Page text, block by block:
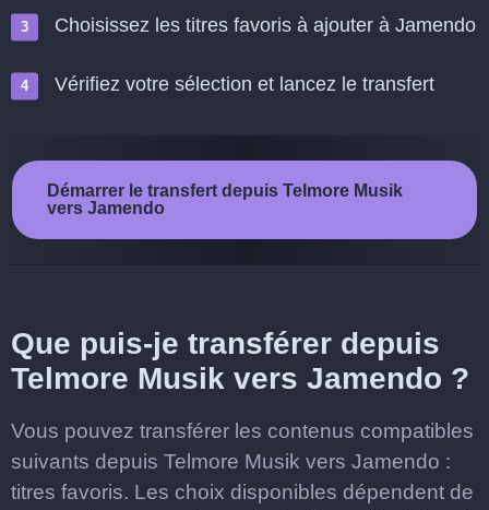
Choisissez les titres favoris à ajouter à Jamendo
Vérifiez votre sélection et lancez le transfert
Démarrer le transfert depuis Telmore Musik
vers Jamendo
Que puis-je transférer depuis
Telmore Musik vers Jamendo ?
Vous pouvez transférer les contenus compatibles
suivants depuis Telmore Musik vers Jamendo :
titres favoris. Les choix disponibles dépendent de